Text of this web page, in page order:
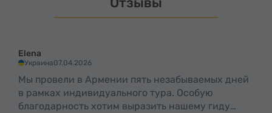
не прощались, а говорили:
«До свидания, Армения!».
знакомить, а сделать всё,
чтобы и они полюбили мою
Elena
Украина07.04.2026
Мы провели в Армении пять незабываемых дней
в рамках индивидуального тура. Особую
благодарность хотим выразить нашему гиду